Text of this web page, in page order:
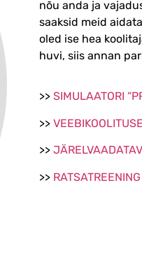
nõu anda ja
saaksid meid
oled ise hea
huvi, siis annan
>> SIMULAATORI
>>
>>
>> RATSATREENING